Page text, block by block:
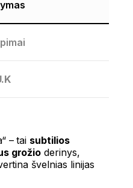
– tai subtilios
grožio derinys,
švelnias linijas